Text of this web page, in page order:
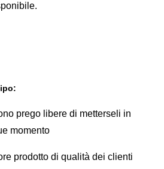
prego libere di metterseli in
momento
prodotto di qualità dei clienti